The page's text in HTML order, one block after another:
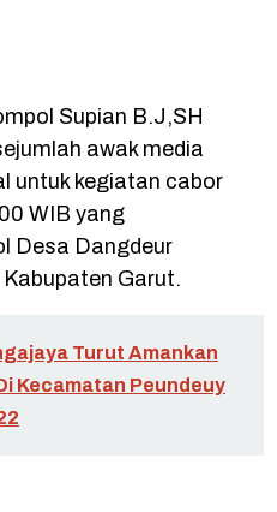
Supian B.J,SH
awak media
untuk kegiatan cabor
WIB yang
Desa Dangdeur
Garut.
Turut Amankan
Kecamatan Peundeuy